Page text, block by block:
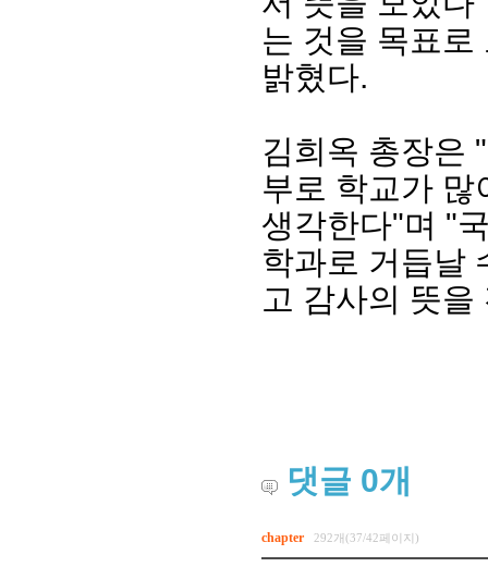
이사장 인사말
임원 현황
연혁·사업실적
역대 이사장
총동창
모교 소
지부·
언론에
동창회
포토뉴
영상갤
는 것을 목표
밝혔다.
김희옥 총장은
부로 학교가 많
생각한다"며 "
학과로 거듭날
고 감사의 뜻을
댓글 0개
chapter 292개(37/42페이지)